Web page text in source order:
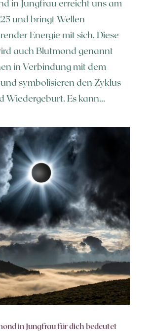
in Jungfrau erreicht uns am
und bringt Wellen
Energie mit sich. Diese
auch Blutmond genannt
in Verbindung mit dem
symbolisieren den Zyklus
Wiedergeburt. Es kann...
in Jungfrau für dich bedeutet